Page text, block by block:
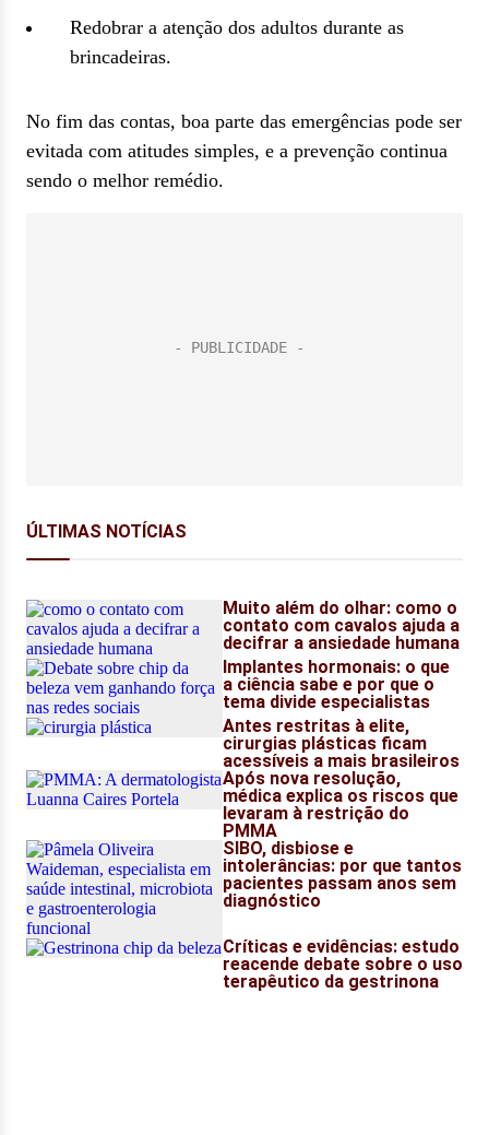
Redobrar a atenção dos adultos durante as
brincadeiras.
No fim das contas, boa parte das emergências pode ser
evitada com atitudes simples, e a prevenção continua
sendo o melhor remédio.